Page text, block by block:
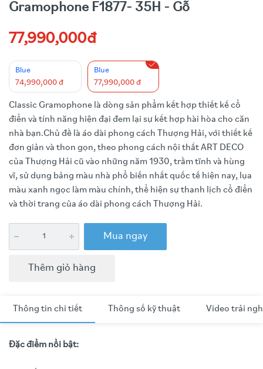
Gramophone F1877- 35H - Gỗ
77,990,000đ
Blue
74,990,000 đ
Blue
77,990,000 đ
Classic Gramophone là dòng sản phẩm kết hợp thiết kế cổ
điển và tính năng hiện đại đem lại sự kết hợp hài hòa cho căn
nhà bạn.Chủ đề là áo dài phong cách Thượng Hải, với thiết kế
đơn giản và thon gọn, theo phong cách nội thất ART DECO
của Thượng Hải cũ vào những năm 1930, trầm tĩnh và hùng
vĩ, sử dụng bảng màu nhà phổ biến nhất quốc tế hiện nay, lụa
màu xanh ngọc làm màu chính, thể hiện sự thanh lịch cổ điển
và thời trang của áo dài phong cách Thượng Hải.
Mua ngay
Thêm giỏ hàng
Thông tin chi tiết Thông số kỹ thuật Video trải
Đặc điểm nổi bật: